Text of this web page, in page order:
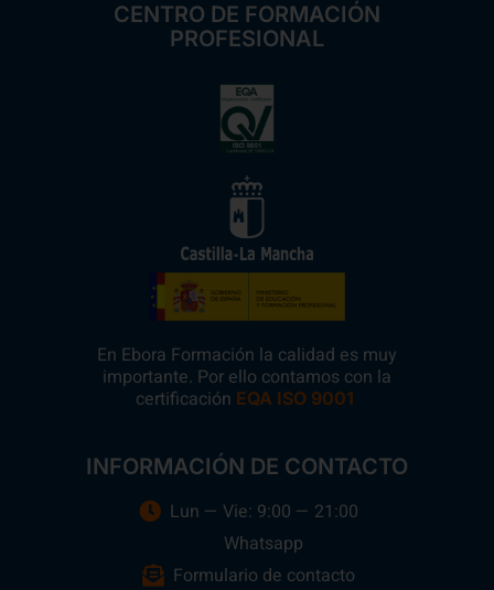
CENTRO DE FORMACIÓN
PROFESIONAL
En Ebora Formación la calidad es muy
importante. Por ello contamos con la
certificación EQA ISO 9001
INFORMACIÓN DE CONTACTO
Lun — Vie: 9:00 — 21:00
Whatsapp
Formulario de contacto